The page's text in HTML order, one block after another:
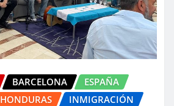
BARCELONA
ESPAÑA
HONDURAS
INMIGRACIÓN